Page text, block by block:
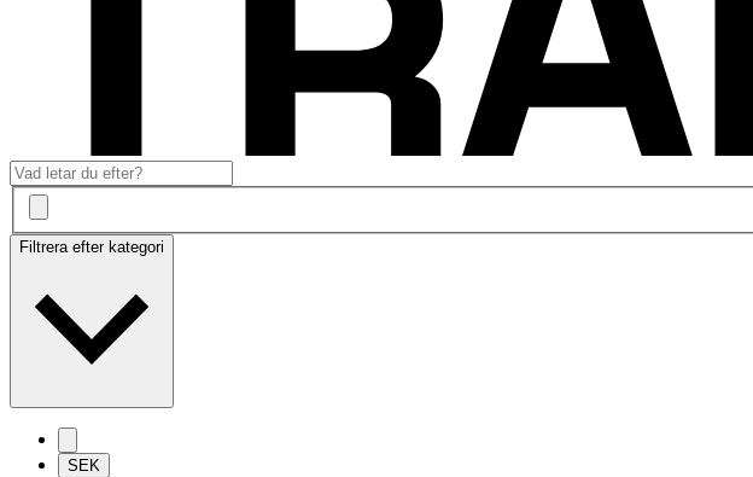
Filtrera efter kategori
SEK